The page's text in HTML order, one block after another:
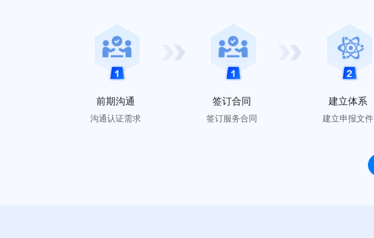
前期沟通
沟通认证需求
签订合同
签订服务合同
建立体系
建立申报文件